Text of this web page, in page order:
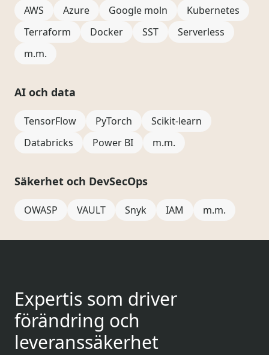
AWS Azure Google moln
Kubernetes
Terraform
Docker SST
Serverless
m.m.
AI och data
TensorFlow PyTorch
Scikit-learn
Databricks
Power BI m.m.
Säkerhet och DevSecOps
OWASP VAULT Snyk IAM m.m.
Expertis som driver
förändring och
leveranssäkerhet